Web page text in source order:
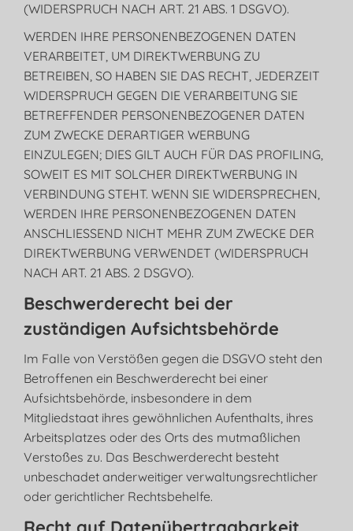
(WIDERSPRUCH NACH ART. 21 ABS. 1 DSGVO).
WERDEN IHRE PERSONENBEZOGENEN DATEN
VERARBEITET, UM DIREKTWERBUNG ZU
BETREIBEN, SO HABEN SIE DAS RECHT, JEDERZEIT
WIDERSPRUCH GEGEN DIE VERARBEITUNG SIE
BETREFFENDER PERSONENBEZOGENER DATEN
ZUM ZWECKE DERARTIGER WERBUNG
EINZULEGEN; DIES GILT AUCH FÜR DAS PROFILING,
SOWEIT ES MIT SOLCHER DIREKTWERBUNG IN
VERBINDUNG STEHT. WENN SIE WIDERSPRECHEN,
WERDEN IHRE PERSONENBEZOGENEN DATEN
ANSCHLIESSEND NICHT MEHR ZUM ZWECKE DER
DIREKTWERBUNG VERWENDET (WIDERSPRUCH
NACH ART. 21 ABS. 2 DSGVO).
Beschwerde­recht bei der
zuständigen Aufsichts­behörde
Im Falle von Verstößen gegen die DSGVO steht den
Betroffenen ein Beschwerderecht bei einer
Aufsichtsbehörde, insbesondere in dem
Mitgliedstaat ihres gewöhnlichen Aufenthalts, ihres
Arbeitsplatzes oder des Orts des mutmaßlichen
Verstoßes zu. Das Beschwerderecht besteht
unbeschadet anderweitiger verwaltungsrechtlicher
oder gerichtlicher Rechtsbehelfe.